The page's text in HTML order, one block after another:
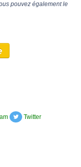
pouvez également le
Twitter